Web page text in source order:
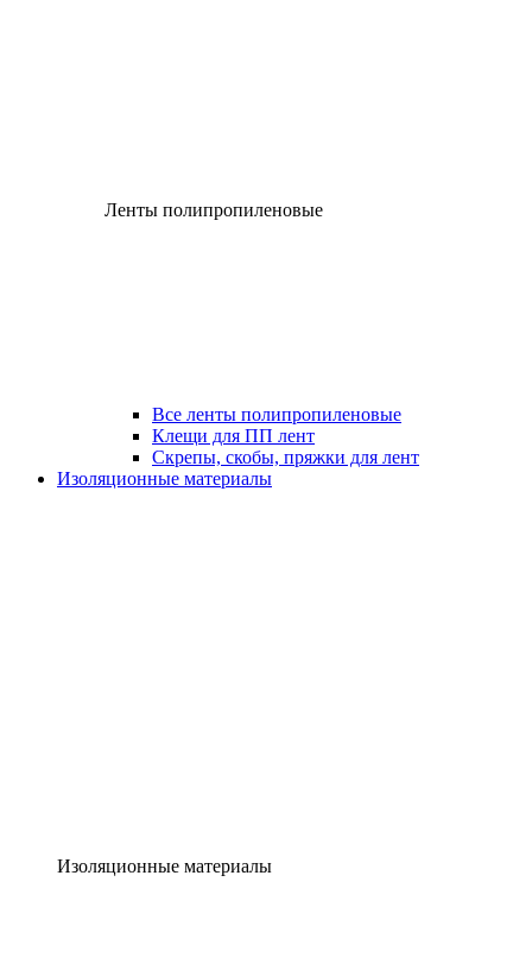
Ленты полипропиленовые
Все ленты полипропиленовые
Клещи для ПП лент
Скрепы, скобы, пряжки для лент
Изоляционные материалы
Изоляционные материалы